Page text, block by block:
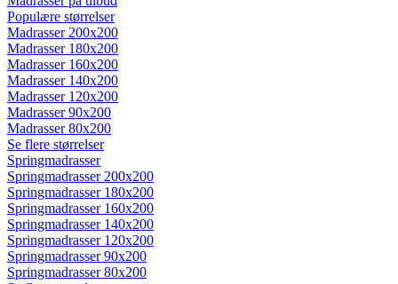
Populære størrelser
Madrasser 200x200
Madrasser 180x200
Madrasser 160x200
Madrasser 140x200
Madrasser 120x200
Madrasser 90x200
Madrasser 80x200
Se flere størrelser
Springmadrasser
Springmadrasser 200x200
Springmadrasser 180x200
Springmadrasser 160x200
Springmadrasser 140x200
Springmadrasser 120x200
Springmadrasser 90x200
Springmadrasser 80x200